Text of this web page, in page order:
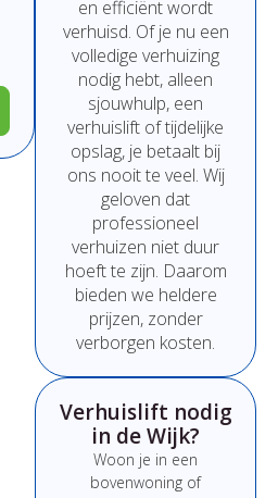
en efficiëntwordt
verhuisd. Ofje nu een
volledige verhuizing
nodig hebt, alleen
sjouwhulp, een
verhuislift oftijdelijke
opslag, je betaalt bij
ons nooitte veel. Wij
geloven dat
professioneel
verhuizen niet duur
hoeftte zijn. Daarom
bieden we heldere
prijzen, zonder
verborgen kosten.
Verhuislift nodig
in de Wijk?
Woon je in een
bovenwoning of